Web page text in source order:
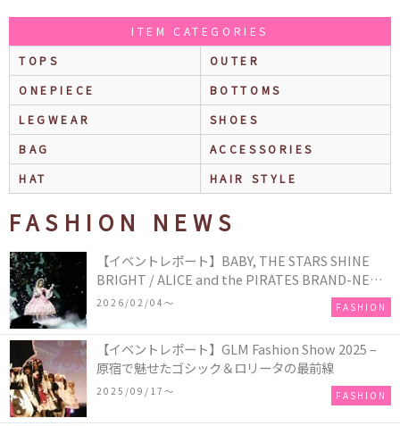
ITEM CATEGORIES
TOPS
OUTER
ONEPIECE
BOTTOMS
LEGWEAR
SHOES
BAG
ACCESSORIES
HAT
HAIR STYLE
FASHION NEWS
【イベントレポート】BABY, THE STARS SHINE
BRIGHT / ALICE and the PIRATES BRAND-NEW
COLLECTION in TOKYO
2026/02/04〜 FASHION
【イベントレポート】GLM Fashion Show 2025 –
原宿で魅せたゴシック＆ロリータの最前線
2025/09/17〜 FASHION